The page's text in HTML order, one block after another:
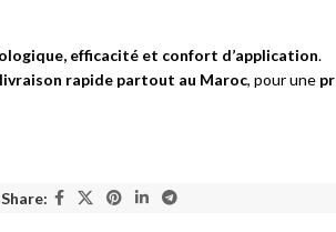
efficacité et confort d’application.
livraison rapide partout au Maroc, pour une
Share: